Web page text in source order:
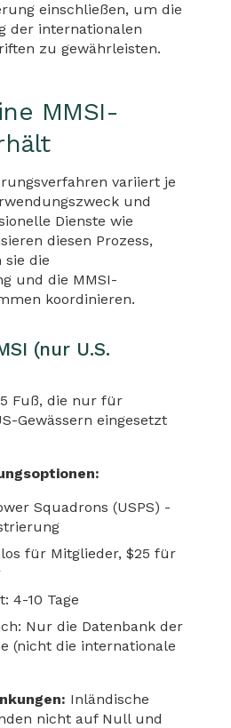
einschließen, um die
der internationalen
zu gewährleisten.
MMSI-
variiert je
und
Dienste wie
diesen Prozess,
sie die
und die MMSI-
koordinieren.
(nur U.S.
Fuß, die nur für
Gewässern eingesetzt
Squadrons (USPS) -
für Mitglieder, $25 für
4-10 Tage
Nur die Datenbank der
(nicht die internationale
Inländische
nicht auf Null und